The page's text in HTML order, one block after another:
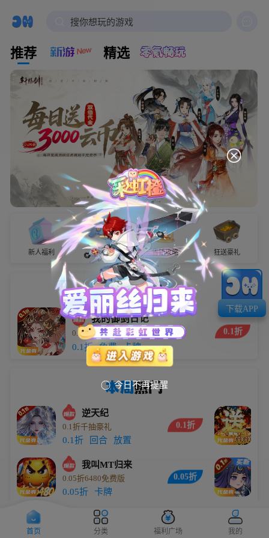
搜你想玩的游戏
推荐 精选
新人福利 试玩有奖 省钱攻略 狂送豪礼
小编推荐
我的御剑日记
0.1折每日送6480
5.9万
0.1折
免费 卡牌
0.1折
本周热门
逆天纪
0.1折千抽豪礼
0.1折 回合 放置
0.1折
我叫MT归来
0.05折6480免费版
0.05折 卡牌
0.05折
少年三国志：零
0.1折免费版 0.1折
下载APP
 今日不再提醒
首页 分类 福利广场 我的